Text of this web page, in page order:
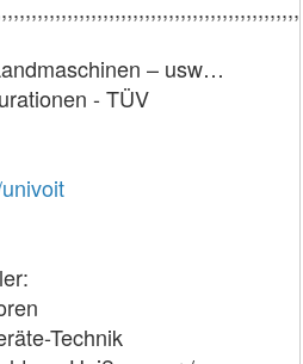
– usw…
- TÜV
Technik